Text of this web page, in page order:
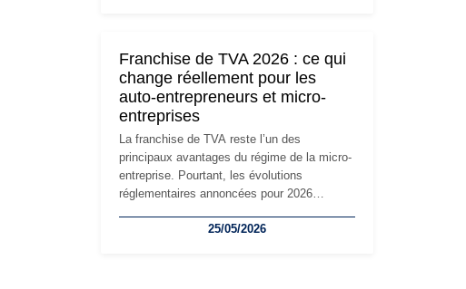
réglementaire plus exigeant. Décryptage des
principaux changements et des précautions
à prendre pour éviter les mauvaises
surprises.
Franchise de TVA 2026 : ce qui
change réellement pour les
auto-entrepreneurs et micro-
entreprises
La franchise de TVA reste l’un des
principaux avantages du régime de la micro-
entreprise. Pourtant, les évolutions
réglementaires annoncées pour 2026
les auto-entrepreneurs, artisans et
25/05/2026